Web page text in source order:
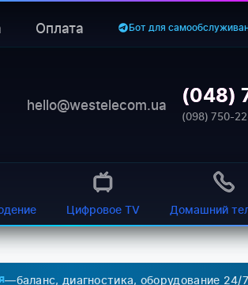
Оплата Бот для
hello@westelecom.ua (048)
(098) 750-
Цифровое TV Домашний
—баланс, диагностика, оборудование 24/7